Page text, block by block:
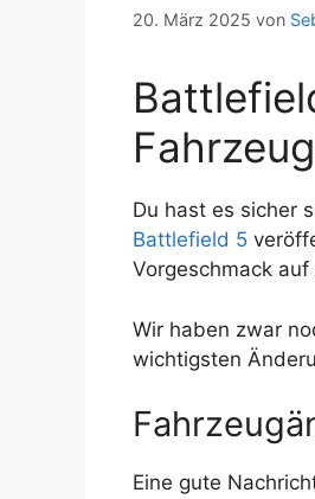
20. März 2025 von
Du hast es sicher
Battlefield 5
Vorgeschmack
Wir haben zwar
wichtigsten
Eine gute